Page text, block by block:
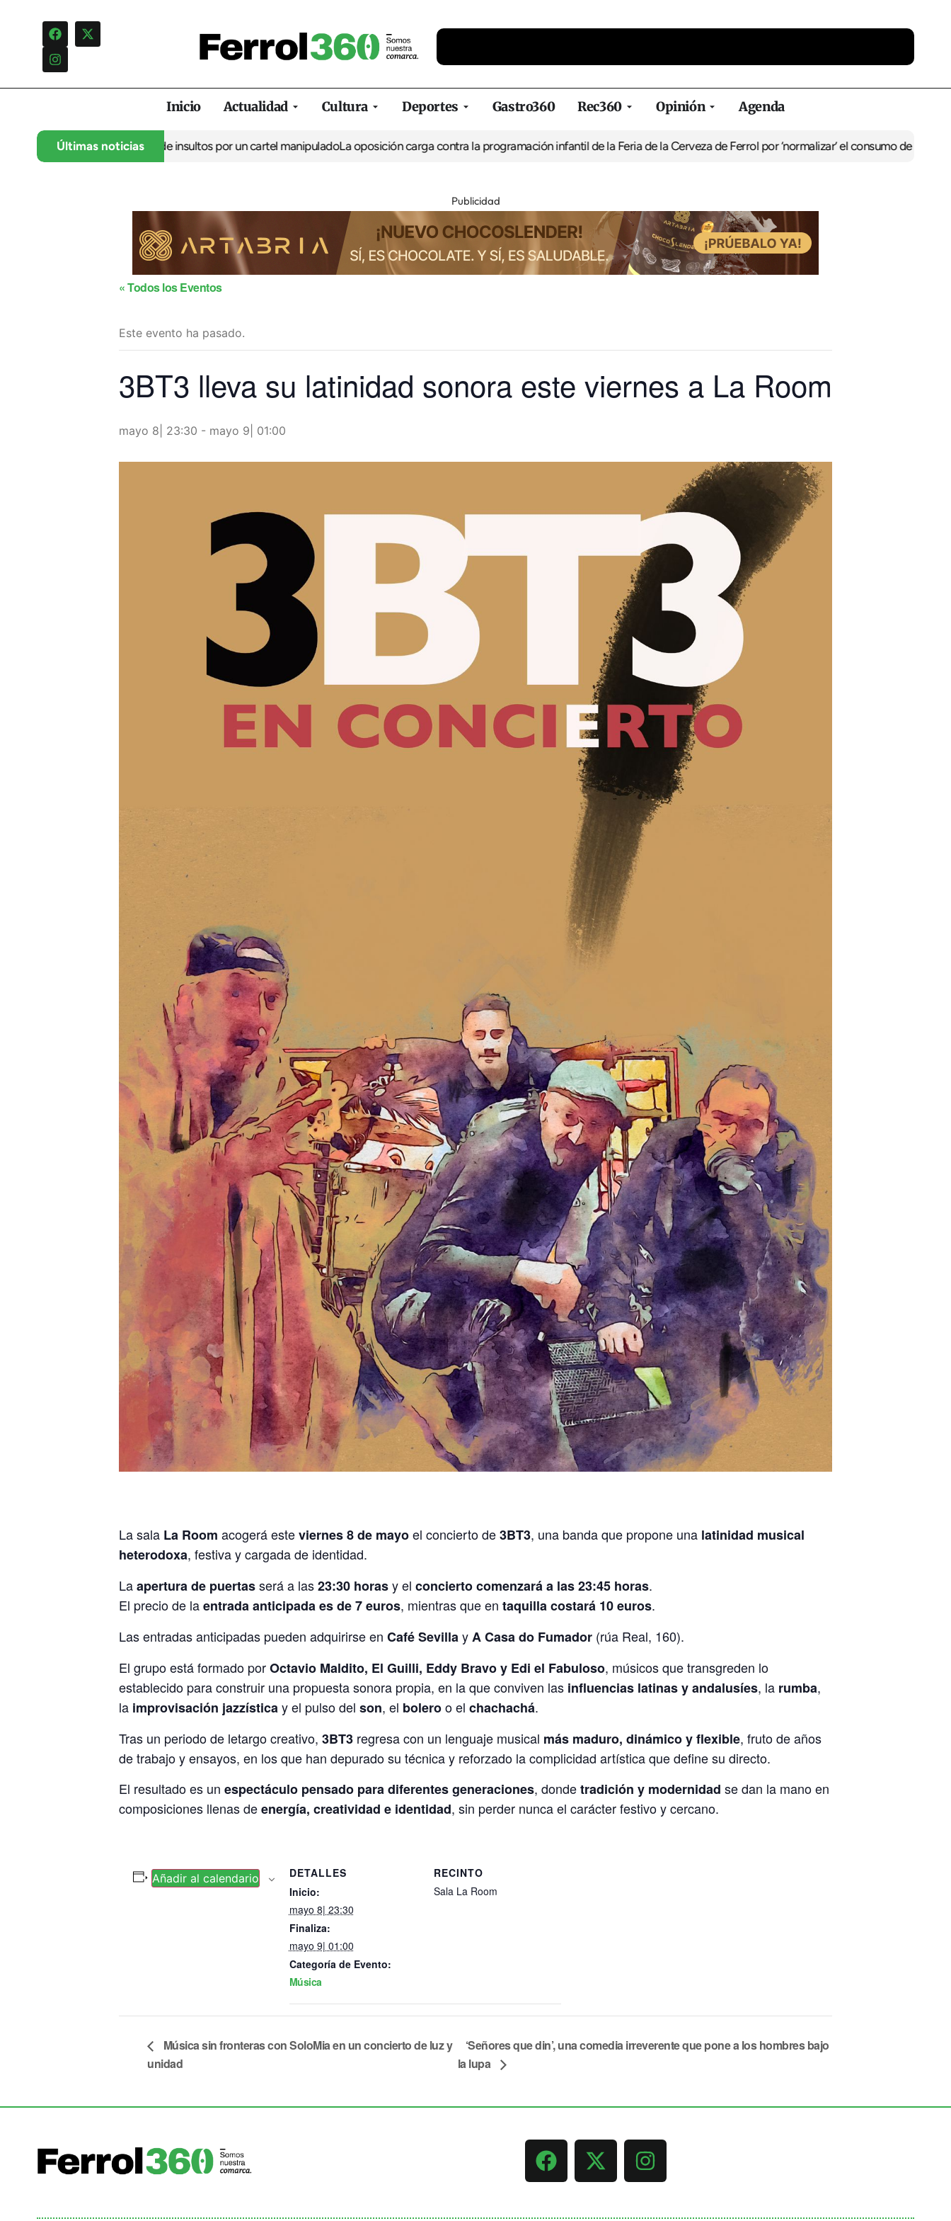
Inicio Actualidad Cultura Deportes Gastro360 Rec360 Opinión Agenda
Últimas noticias
denuncia una campaña de insultos por un cartel manipuladoLa oposición carga contra la programación infantil de la Feria de la Cerveza de Ferrol por ‘normalizar’ el consumo de alcohol
Publicidad
« Todos los Eventos
Este evento ha pasado.
3BT3 lleva su latinidad sonora este viernes a La Room
mayo 8| 23:30 - mayo 9| 01:00
La sala La Room acogerá esteviernes 8 de mayoel concierto de3BT3, una banda que propone una latinidad musical
heterodoxa, festiva y cargada de identidad.
Laapertura de puertasserá a las23:30 horasy el concierto comenzará a las 23:45 horas.
El precio de laentrada anticipada es de 7 euros, mientras que en taquilla costará 10 euros.
Las entradas anticipadas pueden adquirirse en Café SevillayA Casa do Fumador (rúa Real, 160).
El grupo está formado porOctavio Maldito, El Guilli, Eddy Bravo y Edi el Fabuloso, músicos que transgreden lo
establecido para construir una propuesta sonora propia, en la que conviven las influencias latinas y andalusíes, la rumba,
la improvisación jazzísticay el pulso del son, el boleroo el chachachá.
Tras un periodo de letargo creativo, 3BT3 regresa con un lenguaje musical más maduro, dinámico y flexible, fruto de años
de trabajo y ensayos, en los que han depurado su técnica y reforzado la complicidad artística que define su directo.
El resultado es un espectáculo pensado para diferentes generaciones, dondetradición y modernidad se dan la mano en
composiciones llenas deenergía, creatividad e identidad, sin perder nunca el carácter festivo y cercano.
Añadir al calendario
DETALLES
Inicio:
mayo 8| 23:30
Finaliza:
mayo 9| 01:00
Categoría de Evento:
Música
RECINTO
Sala La Room
Música sin fronteras con SoloMia en un concierto de luz y
unidad
‘Señores que din’, una comedia irreverente que pone a los hombres bajo
la lupa